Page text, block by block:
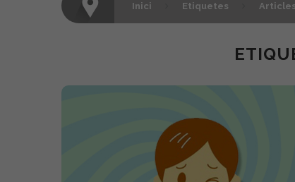
Inici Etiquetes